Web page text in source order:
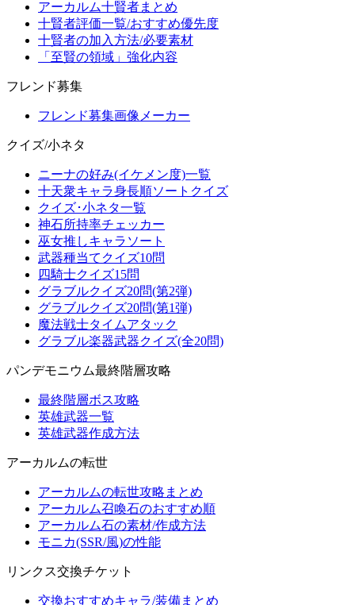
アーカルム十賢者まとめ
十賢者評価一覧/おすすめ優先度
十賢者の加入方法/必要素材
「至賢の領域」強化内容
フレンド募集
フレンド募集画像メーカー
クイズ/小ネタ
ニーナの好み(イケメン度)一覧
十天衆キャラ身長順ソートクイズ
クイズ･小ネタ一覧
神石所持率チェッカー
巫女推しキャラソート
武器種当てクイズ10問
四騎士クイズ15問
グラブルクイズ20問(第2弾)
グラブルクイズ20問(第1弾)
魔法戦士タイムアタック
グラブル楽器武器クイズ(全20問)
パンデモニウム最終階層攻略
最終階層ボス攻略
英雄武器一覧
英雄武器作成方法
アーカルムの転世
アーカルムの転世攻略まとめ
アーカルム召喚石のおすすめ順
アーカルム石の素材/作成方法
モニカ(SSR/風)の性能
リンクス交換チケット
交換おすすめキャラ/装備まとめ